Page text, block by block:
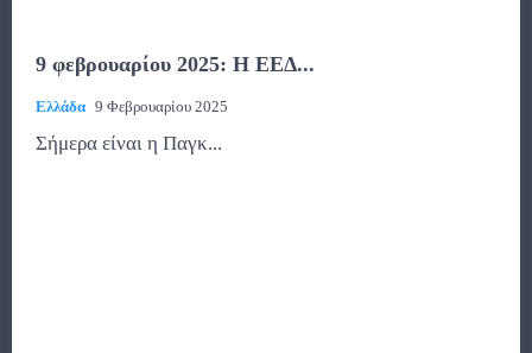
9 φεβρουαρίου 2025: Η ΕΕΔ...
Ελλάδα 9 Φεβρουαρίου 2025
Σήμερα είναι η Παγκ...